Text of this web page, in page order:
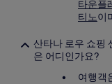
타운플
티노이
산타나 로우 쇼핑
은 어디인가요?
여행객